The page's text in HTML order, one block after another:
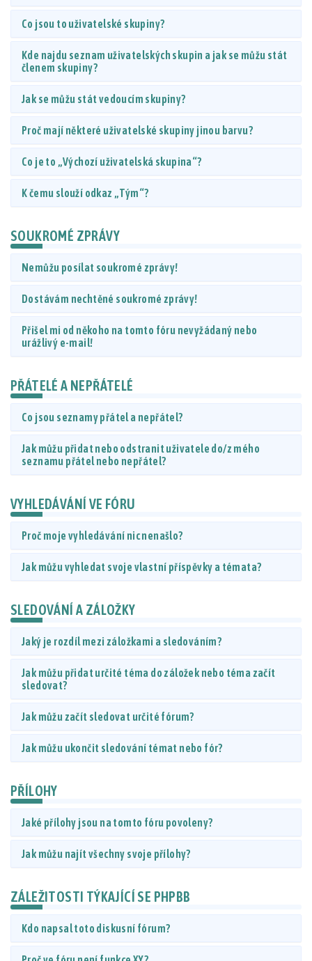
Co jsou to uživatelské skupiny?
Kde najdu seznam uživatelských skupin a jak se můžu stát
členem skupiny?
Jak se můžu stát vedoucím skupiny?
Proč mají některé uživatelské skupiny jinou barvu?
Co je to „Výchozí uživatelská skupina“?
K čemu slouží odkaz „Tým“?
SOUKROMÉ ZPRÁVY
Nemůžu posílat soukromé zprávy!
Dostávám nechtěné soukromé zprávy!
Přišel mi od někoho na tomto fóru nevyžádaný nebo
urážlivý e-mail!
PŘÁTELÉ A NEPŘÁTELÉ
Co jsou seznamy přátel a nepřátel?
Jak můžu přidat nebo odstranit uživatele do/z mého
seznamu přátel nebo nepřátel?
VYHLEDÁVÁNÍ VE FÓRU
Proč moje vyhledávání nic nenašlo?
Jak můžu vyhledat svoje vlastní příspěvky a témata?
SLEDOVÁNÍ A ZÁLOŽKY
Jaký je rozdíl mezi záložkami a sledováním?
Jak můžu přidat určité téma do záložek nebo téma začít
sledovat?
Jak můžu začít sledovat určité fórum?
Jak můžu ukončit sledování témat nebo fór?
PŘÍLOHY
Jaké přílohy jsou na tomto fóru povoleny?
Jak můžu najít všechny svoje přílohy?
ZÁLEŽITOSTI TÝKAJÍCÍ SE PHPBB
Kdo napsal toto diskusní fórum?